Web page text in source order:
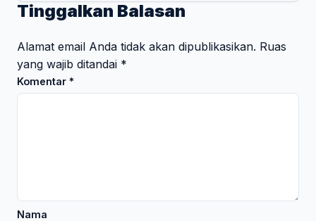
Tinggalkan Balasan
Alamat email Anda tidak akan dipublikasikan. Ruas
yang wajib ditandai *
Komentar *
Nama